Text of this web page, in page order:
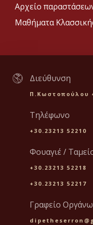
Αρχείο
Μαθήματα
Διεύθυνση
Π.Κωστοπούλου
Τηλέφωνο
+30.23213 52210
Φουαγιέ /
+30.23213 52218
+30.23213 52217
Γραφείο